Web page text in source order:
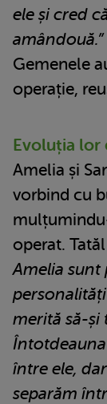
ele și cred
amândouă.”
Gemenele
operație,
Evoluția lor
Amelia și
vorbind cu
operat.
Amelia sunt
merită să-și
între ele,
separăm